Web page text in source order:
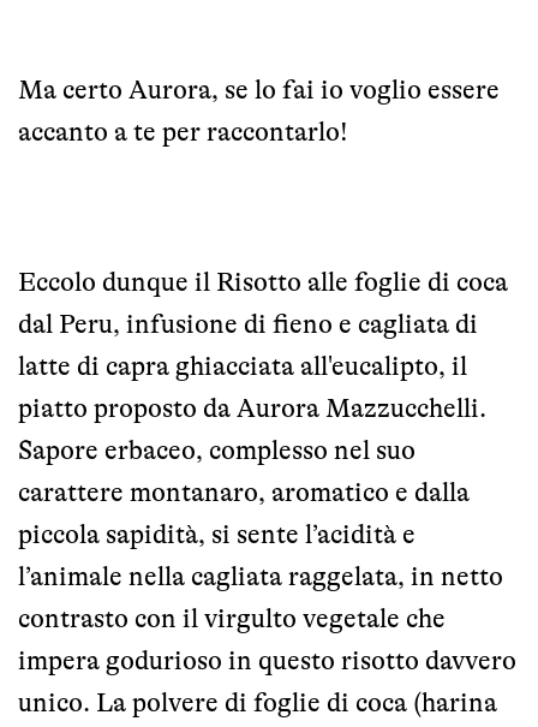
Ma certo Aurora, se lo fai io voglio essere
accanto a te per raccontarlo!
Eccolo dunque il Risotto alle foglie di coca
dal Peru, infusione di fieno e cagliata di
latte di capra ghiacciata all'eucalipto, il
piatto proposto da Aurora Mazzucchelli.
Sapore erbaceo, complesso nel suo
carattere montanaro, aromatico e dalla
piccola sapidità, si sente l’acidità e
l’animale nella cagliata raggelata, in netto
contrasto con il virgulto vegetale che
impera godurioso in questo risotto davvero
unico. La polvere di foglie di coca (harina